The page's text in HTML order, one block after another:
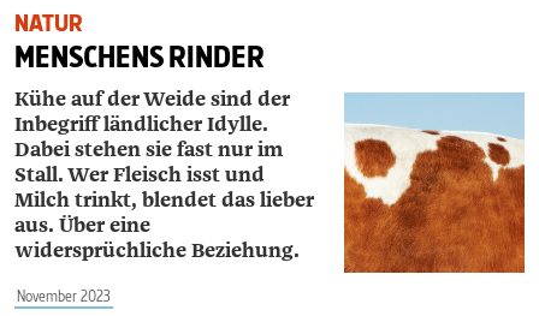
NATUR
MENSCHENS RINDER
Kühe auf der Weide sind der
Inbegriff ländlicher Idylle.
Dabei stehen sie fast nur im
Stall. Wer Fleisch isst und
Milch trinkt, blendet das lieber
aus. Über eine
widersprüchliche Beziehung.
November 2023